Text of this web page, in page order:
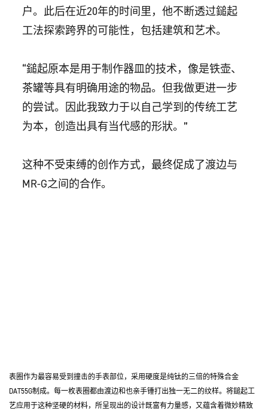
户。此后在近20年的时间里，他不断透过鎚起
工法探索跨界的可能性，包括建筑和艺术。
“鎚起原本是用于制作器皿的技术，像是铁壶、
茶罐等具有明确用途的物品。但我做更进一步
的尝试。因此我致力于以自己学到的传统工艺
为本，创造出具有当代感的形狀。”
这种不受束缚的创作方式，最终促成了渡边与
MR-G之间的合作。
表圈作为最容易受到撞击的手表部位，采用硬度是纯钛的三倍的特殊合金
DAT55G制成。每一枚表圈都由渡边和也亲手锤打出独一无二的纹样。将鎚起工
艺应用于这种坚硬的材料，所呈现出的设计既富有力量感，又蕴含着微妙精致